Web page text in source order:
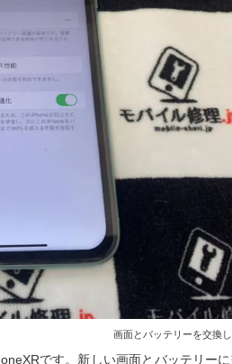
画面とバッテリーを交換
です。新しい画面とバッテリー